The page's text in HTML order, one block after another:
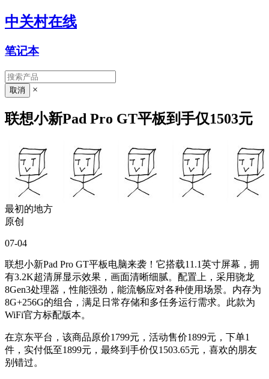
中关村在线
笔记本
×
联想小新Pad Pro GT平板到手仅1503元
最初的地方
原创
07-04
联想小新Pad Pro GT平板电脑来袭！它搭载11.1英寸屏幕，拥
有3.2K超清屏显示效果，画面清晰细腻。配置上，采用骁龙
8Gen3处理器，性能强劲，能流畅应对各种使用场景。内存为
8G+256G的组合，满足日常存储和多任务运行需求。此款为
WiFi官方标配版本。
在京东平台，该商品原价1799元，活动售价1899元，下单1
件，实付低至1899元，最终到手价仅1503.65元，喜欢的朋友
别错过。